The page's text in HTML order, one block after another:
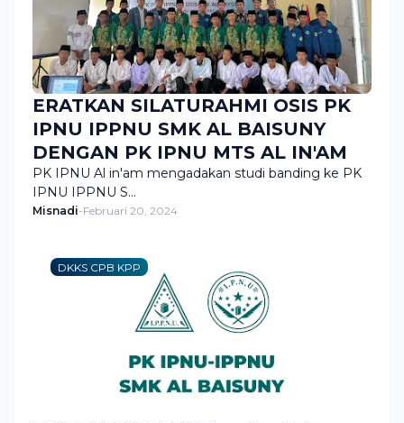
ERATKAN SILATURAHMI OSIS PK
IPNU IPPNU SMK AL BAISUNY
DENGAN PK IPNU MTS AL IN'AM
PK IPNU Al in'am mengadakan studi banding ke PK
IPNU IPPNU S…
Misnadi-Februari 20, 2024
DKKS CPB KPP